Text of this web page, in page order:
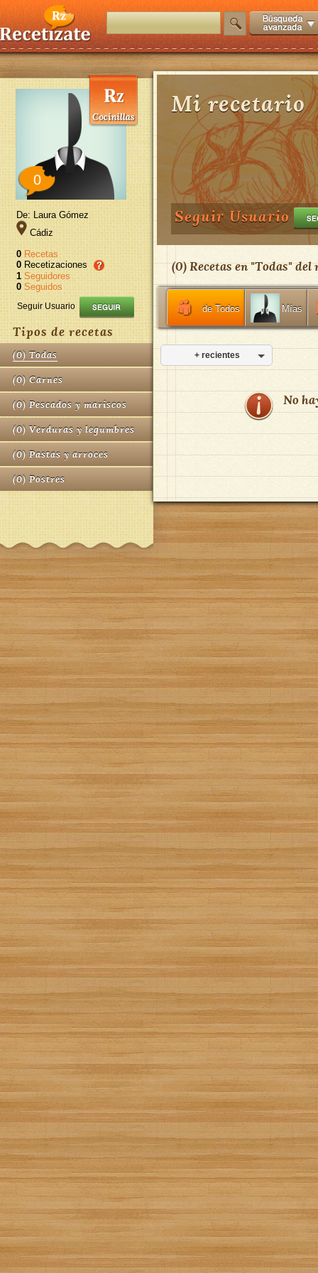
0
De: Laura Gómez
Cádiz
0 Recetas
0 Recetizaciones
1 Seguidores
0 Seguidos
Seguir Usuario
Tipos de recetas
(0) Todas
(0) Carnes
(0) Pescados y mariscos
(0) Verduras y legumbres
(0) Pastas y arroces
(0) Postres
Mi recetario
Seguir Usuario
(0) Recetas en "Todas" del
de Todos Mías
+ recientes
No